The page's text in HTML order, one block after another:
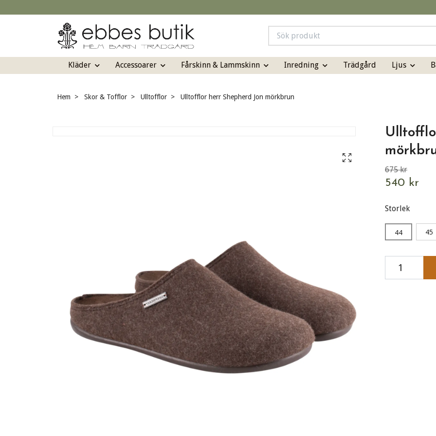
Kläder Accessoarer Fårskinn & Lammskinn Inredning Trädgård Ljus
Hem Skor & Tofflor Ulltofflor Ulltofflor herr Shepherd Jon mörkbrun
675 kr
540 kr
Storlek
44 45